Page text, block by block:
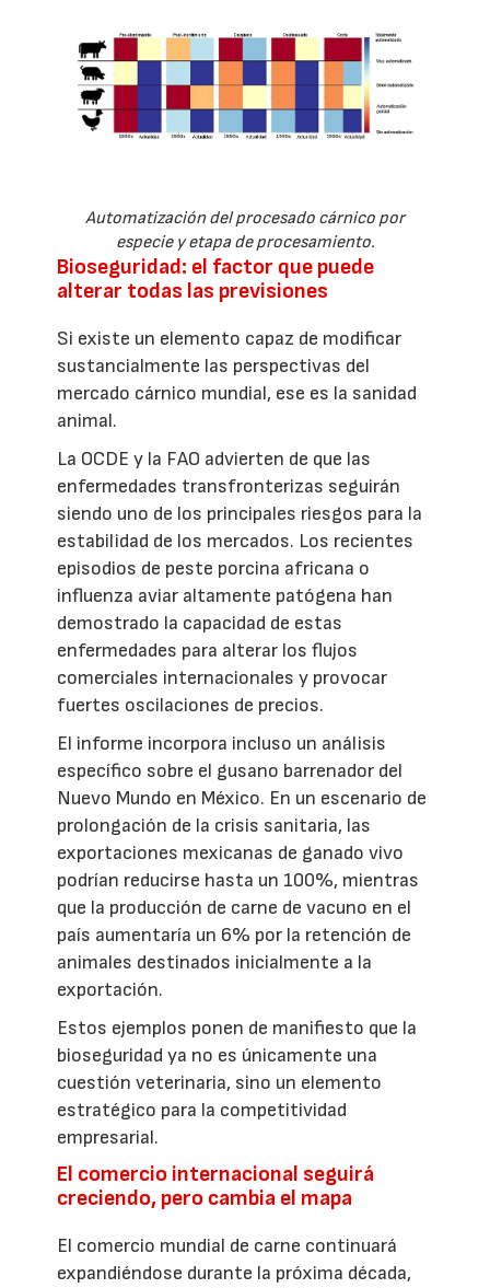
Automatización del procesado cárnico por
especie y etapa de procesamiento.
Bioseguridad: el factor que puede
alterar todas las previsiones
Si existe un elemento capaz de modificar
sustancialmente las perspectivas del
mercado cárnico mundial, ese es la sanidad
animal.
La OCDE y la FAO advierten de que las
enfermedades transfronterizas seguirán
siendo uno de los principales riesgos para la
estabilidad de los mercados. Los recientes
episodios de peste porcina africana o
influenza aviar altamente patógena han
demostrado la capacidad de estas
enfermedades para alterar los flujos
comerciales internacionales y provocar
fuertes oscilaciones de precios.
El informe incorpora incluso un análisis
específico sobre el gusano barrenador del
Nuevo Mundo en México. En un escenario de
prolongación de la crisis sanitaria, las
exportaciones mexicanas de ganado vivo
podrían reducirse hasta un 100%, mientras
que la producción de carne de vacuno en el
país aumentaría un 6% por la retención de
animales destinados inicialmente a la
exportación.
Estos ejemplos ponen de manifiesto que la
bioseguridad ya no es únicamente una
cuestión veterinaria, sino un elemento
estratégico para la competitividad
empresarial.
El comercio internacional seguirá
creciendo, pero cambia el mapa
El comercio mundial de carne continuará
expandiéndose durante la próxima década,